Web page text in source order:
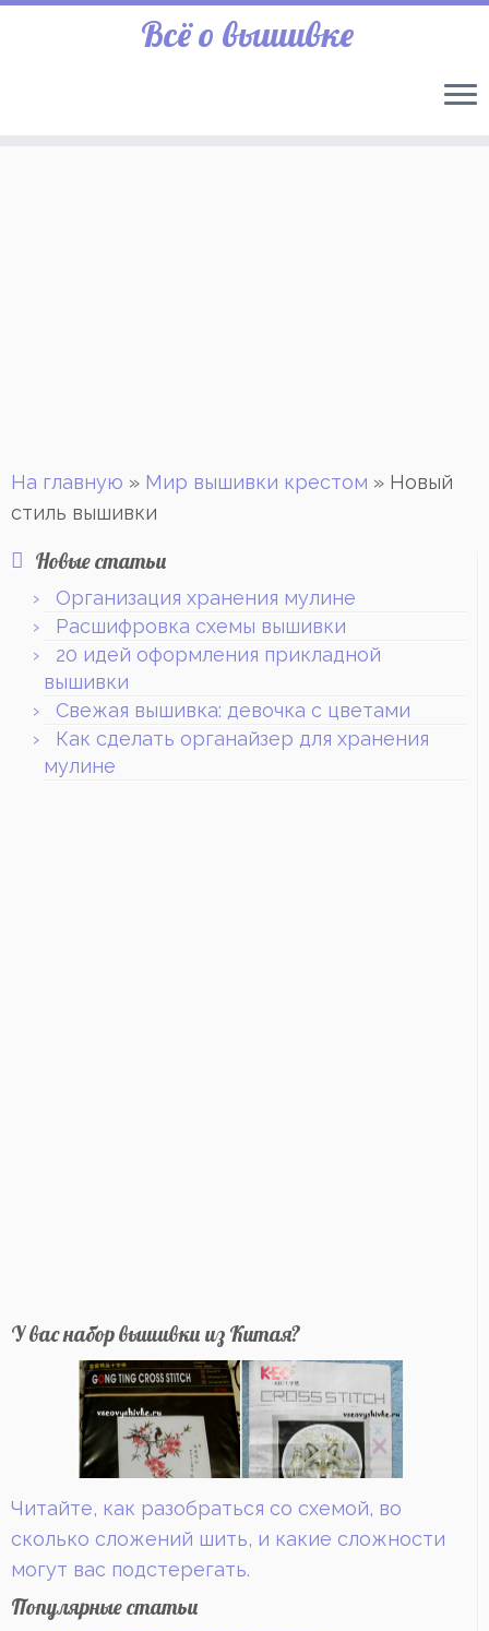
Всё о вышивке
На главную » Мир вышивки крестом » Новый
стиль вышивки
Новые статьи
Организация хранения мулине
Расшифровка схемы вышивки
20 идей оформления прикладной
вышивки
Свежая вышивка: девочка с цветами
Как сделать органайзер для хранения
мулине
У вас набор вышивки из Китая?
Читайте, как разобраться со схемой, во
сколько сложений шить, и какие сложности
могут вас подстерегать.
Популярные статьи